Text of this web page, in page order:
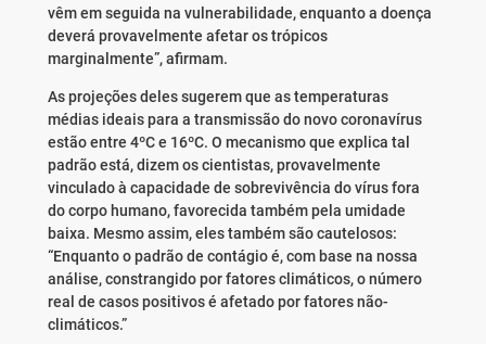
vêm em seguida na vulnerabilidade, enquanto a doença
deverá provavelmente afetar os trópicos
marginalmente”, afirmam.
As projeções deles sugerem que as temperaturas
médias ideais para a transmissão do novo coronavírus
estão entre 4ºC e 16ºC. O mecanismo que explica tal
padrão está, dizem os cientistas, provavelmente
vinculado à capacidade de sobrevivência do vírus fora
do corpo humano, favorecida também pela umidade
baixa. Mesmo assim, eles também são cautelosos:
“Enquanto o padrão de contágio é, com base na nossa
análise, constrangido por fatores climáticos, o número
real de casos positivos é afetado por fatores não-
climáticos.”